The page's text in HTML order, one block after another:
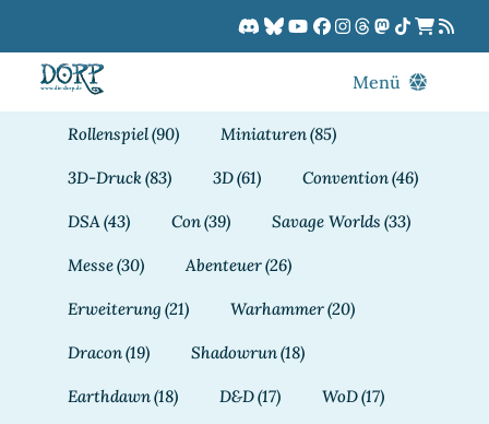
springen
Menü
Rollenspiel(90) Miniaturen(85)
3D-Druck(83) 3D(61) Convention(46)
DSA (43) Con(39) Savage Worlds (33)
Messe(30) Abenteuer(26)
Erweiterung (21) Warhammer(20)
Dracon(19) Shadowrun(18)
Earthdawn(18) D&D(17) WoD(17)